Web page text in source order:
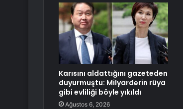
Karısını aldattığını gazeteden
duyurmuştu: Milyarderin rüya
gibi evliliği böyle yıkıldı
Ağustos 6, 2026